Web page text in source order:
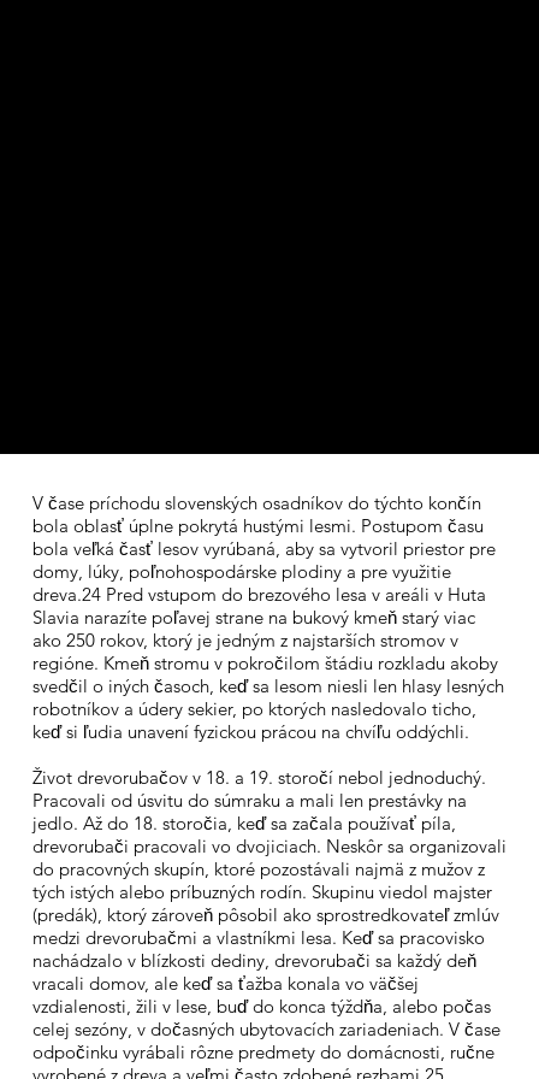
V čase príchodu slovenských osadníkov do týchto končín
bola oblasť úplne pokrytá hustými lesmi. Postupom času
bola veľká časť lesov vyrúbaná, aby sa vytvoril priestor pre
domy, lúky, poľnohospodárske plodiny a pre využitie
dreva.24 Pred vstupom do brezového lesa v areáli v Huta
Slavia narazíte poľavej strane na bukový kmeň starý viac
ako 250 rokov, ktorý je jedným z najstarších stromov v
regióne. Kmeň stromu v pokročilom štádiu rozkladu akoby
svedčil o iných časoch, keď sa lesom niesli len hlasy lesných
robotníkov a údery sekier, po ktorých nasledovalo ticho,
keď si ľudia unavení fyzickou prácou na chvíľu oddýchli.
Život drevorubačov v 18. a 19. storočí nebol jednoduchý.
Pracovali od úsvitu do súmraku a mali len prestávky na
jedlo. Až do 18. storočia, keď sa začala používať píla,
drevorubači pracovali vo dvojiciach. Neskôr sa organizovali
do pracovných skupín, ktoré pozostávali najmä z mužov z
tých istých alebo príbuzných rodín. Skupinu viedol majster
(predák), ktorý zároveň pôsobil ako sprostredkovateľ zmlúv
medzi drevorubačmi a vlastníkmi lesa. Keď sa pracovisko
nachádzalo v blízkosti dediny, drevorubači sa každý deň
vracali domov, ale keď sa ťažba konala vo väčšej
vzdialenosti, žili v lese, buď do konca týždňa, alebo počas
celej sezóny, v dočasných ubytovacích zariadeniach. V čase
odpočinku vyrábali rôzne predmety do domácnosti, ručne